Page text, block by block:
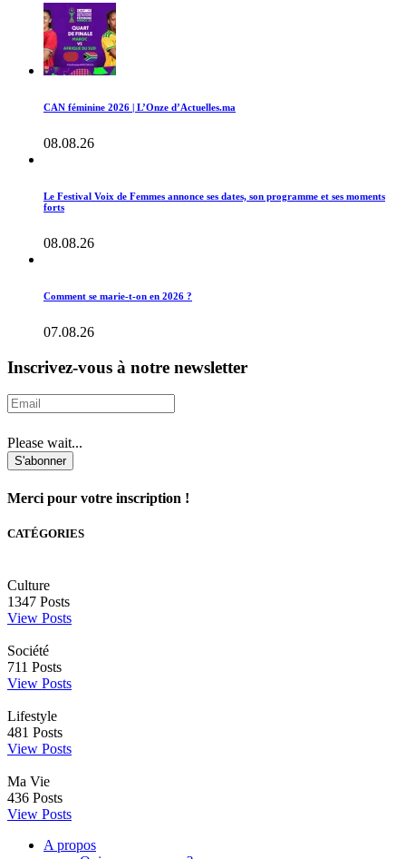
CAN féminine 2026 | L’Onze d’Actuelles.ma
08.08.26
Le Festival Voix de Femmes annonce ses dates, son programme et ses moments
forts
08.08.26
Comment se marie-t-on en 2026 ?
07.08.26
Inscrivez-vous à notre newsletter
Please wait...
S'abonner
Merci pour votre inscription !
CATÉGORIES
Culture
1347 Posts
View Posts
Société
711 Posts
View Posts
Lifestyle
481 Posts
View Posts
Ma Vie
436 Posts
View Posts
A propos